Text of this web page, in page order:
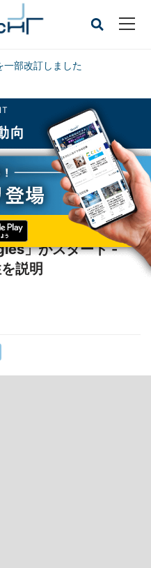
一部改訂しました
向
- Michael Dell氏が方向性を説明
」がスタート -
説明